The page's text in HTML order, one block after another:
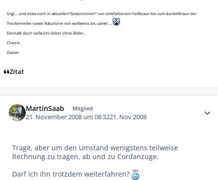
Ürgl.....und etwa noch in aktuellen“Gewürztönen” von zimtfarbenem hellbraun bis zum dunkelbraun der
Trockennelke sowie Naturtöne von wollweiss bis camel.....
Deshalb doch vielleicht lieber ohne Bilder...
Cheers
Daniel
Zitat
MartinSaab Mitglied
21. November 2008 um 08:3221. Nov 2008
Trage, aber um den Umstand wenigstens teilweise
Rechnung zu tragen, ab und zu Cordanzüge.
Darf ich ihn trotzdem weiterfahren?